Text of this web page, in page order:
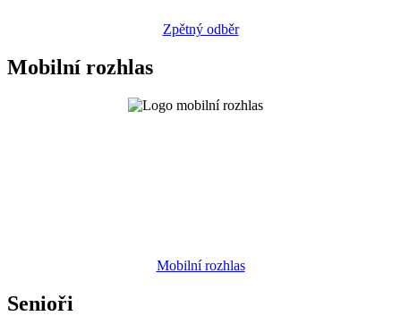
Zpětný odběr
Mobilní rozhlas
Mobilní rozhlas
Senioři